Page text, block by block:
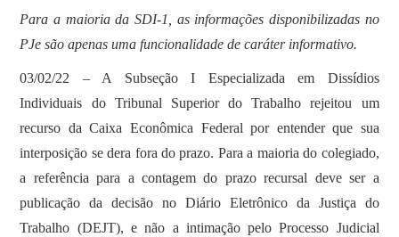
Para a maioria da SDI-1, as informações disponibilizadas no
PJe são apenas uma funcionalidade de caráter informativo.
03/02/22 – A Subseção I Especializada em Dissídios
Individuais do Tribunal Superior do Trabalho rejeitou um
recurso da Caixa Econômica Federal por entender que sua
interposição se dera fora do prazo. Para a maioria do colegiado,
a referência para a contagem do prazo recursal deve ser a
publicação da decisão no Diário Eletrônico da Justiça do
Trabalho (DEJT), e não a intimação pelo Processo Judicial